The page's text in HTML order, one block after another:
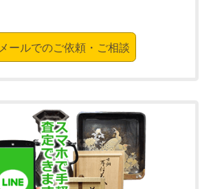
メールでのご依頼・ご相談